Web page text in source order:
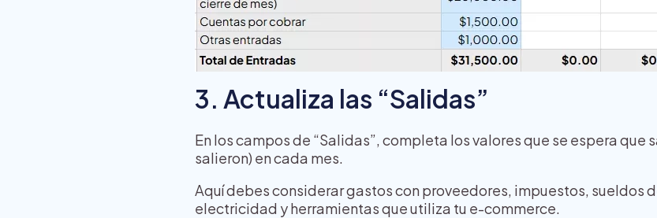
3. Actualiza las “Salidas”
En los campos de “Salidas”, completa los valores que se espera que
salieron) en cada mes.
Aquí debes considerar gastos con proveedores, impuestos, sueldos
electricidad y herramientas que utiliza tu e-commerce.